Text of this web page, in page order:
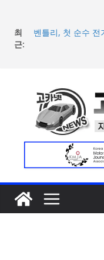
최
근:
벤틀리, 첫 순수 전
벤틀리서울, 광주
며 본격 대회 준비
현대차·기아,
15개 수상
[신차] BMW, 8월
‘BMW 샵 온라인’